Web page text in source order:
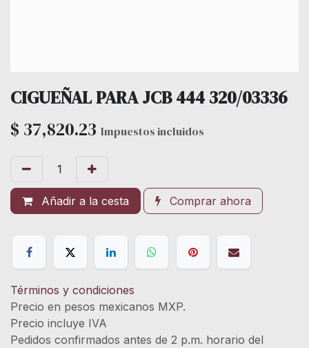
CIGUEÑAL PARA JCB 444 320/03336
$ 37,820.23 Impuestos incluidos
Añadir a la cesta Comprar ahora
Términos y condiciones
Precio en pesos mexicanos MXP.
Precio incluye IVA
Pedidos confirmados antes de 2 p.m. horario del